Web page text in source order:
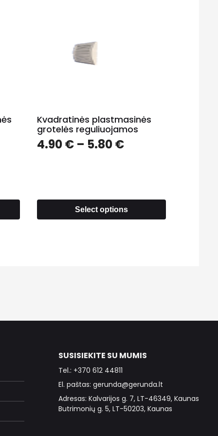
Kvadratinės plastmasinės
grotelės reguliuojamos
4.90€ – 5.80€
Select options
SUSISIEKITE SU MUMIS
Tel.: +370 612 44811
El. paštas: gerunda@gerunda.lt
Adresas: Kalvarijos g. 7, LT-46349, Kaunas
Butrimonių g. 5, LT-50203, Kaunas